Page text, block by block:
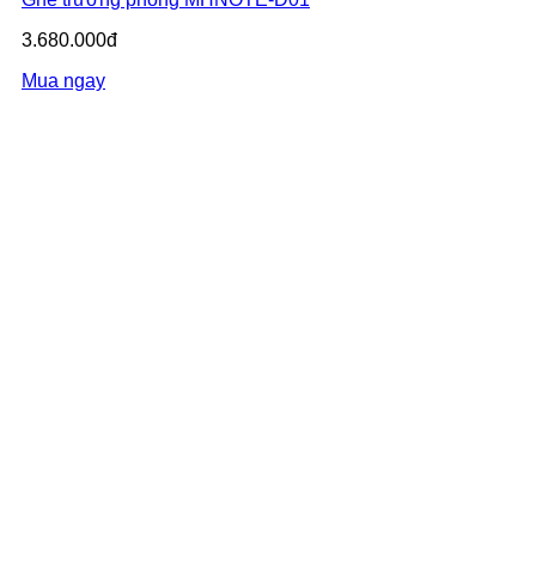
3.680.000đ
Mua ngay